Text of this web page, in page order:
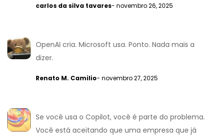
carlos da silva tavares- novembro 26, 2025
OpenAI cria. Microsoft usa. Ponto. Nada mais a
dizer.
Renato M. Camilio- novembro 27, 2025
Se você usa o Copilot, você é parte do problema.
Você está aceitando que uma empresa que já